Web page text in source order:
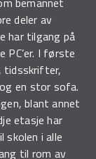
deler av
har tilgang på
I første
tidsskrifter,
en stor sofa.
blant annet
etasje har
skolen i alle
til rom av